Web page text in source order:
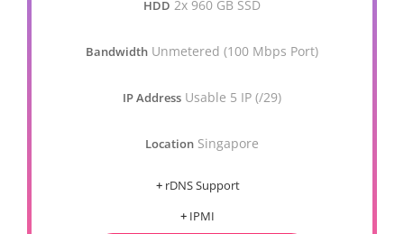
HDD 2x 960 GB SSD
Bandwidth Unmetered (100 Mbps Port)
IP Address Usable 5 IP (/29)
Location Singapore
+ rDNS Support
+ IPMI